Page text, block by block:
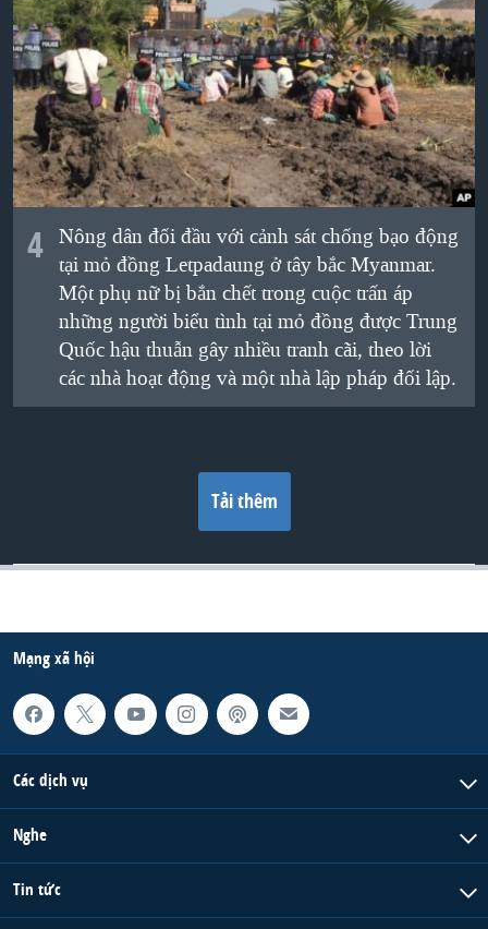
4 Nông dân đối đầu với cảnh sát chống bạo động
tại mỏ đồng Letpadaung ở tây bắc Myanmar.
Một phụ nữ bị bắn chết trong cuộc trấn áp
những người biểu tình tại mỏ đồng được Trung
Quốc hậu thuẫn gây nhiều tranh cãi, theo lời
các nhà hoạt động và một nhà lập pháp đối lập.
Tải thêm
Mạng xã hội
Các dịch vụ
Nghe
Tin tức